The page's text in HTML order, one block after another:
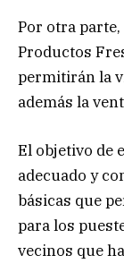
Por otra
Productos
permitirán la
además la
El objetivo de
adecuado y
básicas que
para los
vecinos que